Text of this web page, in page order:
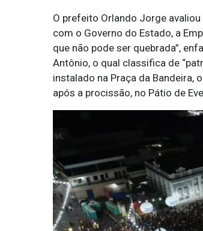
O prefeito Orlando Jorge
com o Governo do Estado, a
que não pode ser quebrada”,
Antônio, o qual classifica de
instalado na Praça da Bandeira,
após a procissão, no Pátio de